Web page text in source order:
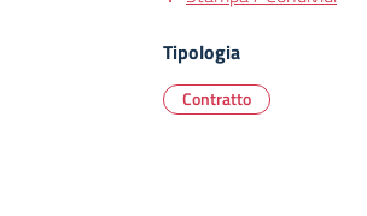
Tipologia
Contratto